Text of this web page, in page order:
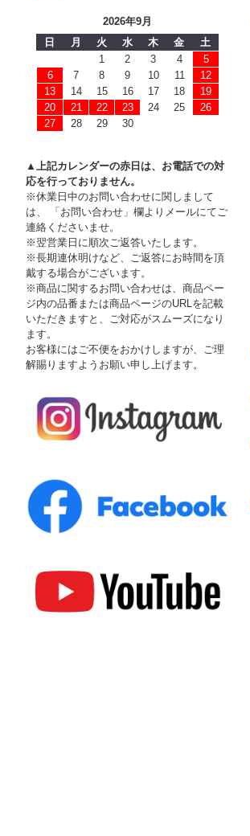
2026年9月
日
月 火 水 木 金
土
1
2 3 4
5
6
7 8 9 10 11
12
13
14 15 16 17 18
19
20
21 22 23 24 25
26
27
28 29 30
▲上記カレンダーの赤日は、お電話での対
応を行っておりません。
※休業日中のお問い合わせに関しまして
は、 「お問い合わせ」欄よりメールにてご
連絡くださいませ。
※翌営業日に順次ご返答いたします。
※長期連休明けなど、ご返答にお時間を頂
戴する場合がございます。
※商品に関するお問い合わせは、商品ペー
ジ内の品番または商品ページのURLを記載
いただきますと、ご対応がスムーズになり
ます。
お客様にはご不便をおかけしますが、ご理
解賜りますようお願い申し上げます。